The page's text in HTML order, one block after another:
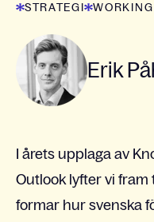
STRATEGI
Erik
I årets upplaga av
Outlook lyfter vi fram
formar hur svenska